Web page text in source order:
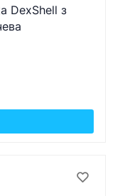
DexShell з